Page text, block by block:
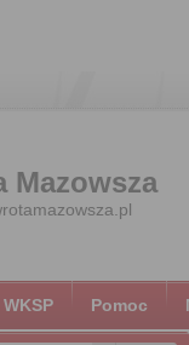
Mazowsza
WKSP Pomoc